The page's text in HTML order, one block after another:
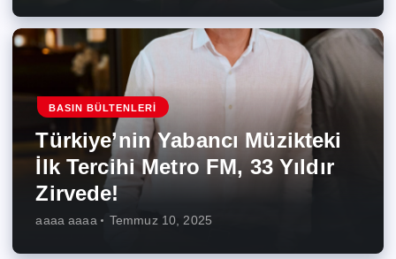
BASIN BÜLTENLERI
Türkiye’nin Yabancı Müzikteki
İlk Tercihi Metro FM, 33 Yıldır
Zirvede!
aaaa aaaa Temmuz 10, 2025